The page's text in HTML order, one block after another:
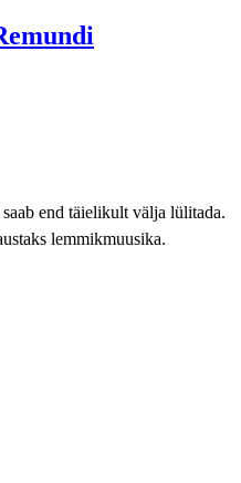
end täielikult välja lülitada.
lemmikmuusika.